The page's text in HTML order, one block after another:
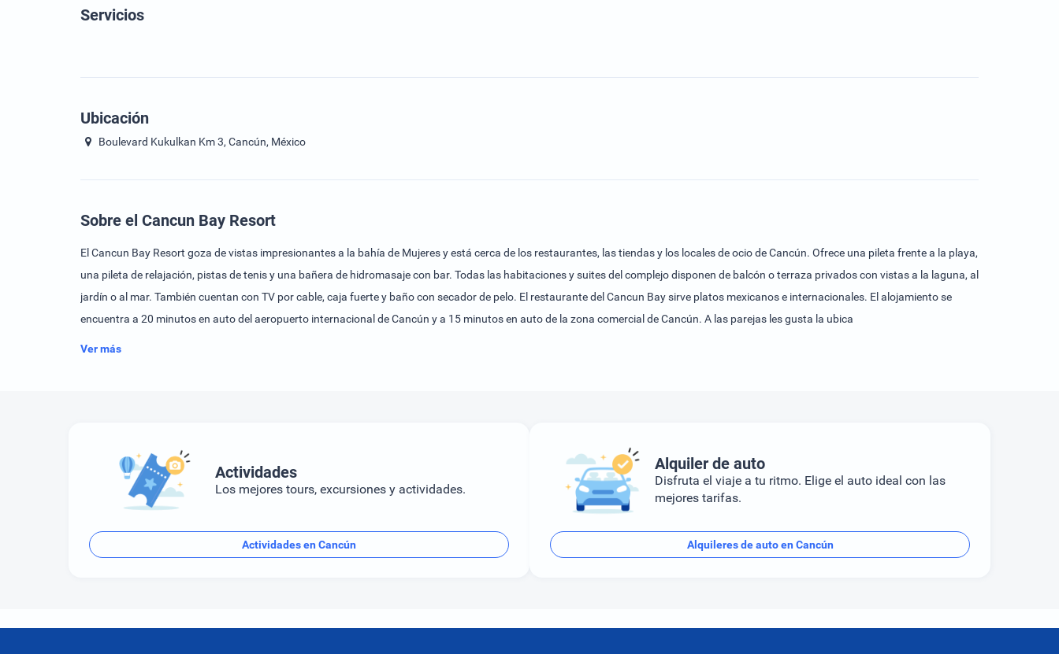
Servicios
Ubicación
Boulevard Kukulkan Km 3, Cancún, México
Sobre el Cancun Bay Resort
El Cancun Bay Resort goza de vistas impresionantes a la bahía de Mujeres y está cerca de los restaurantes, las tiendas y los locales de ocio de Cancún. Ofrece una pileta frente a la playa,
una pileta de relajación, pistas de tenis y una bañera de hidromasaje con bar. Todas las habitaciones y suites del complejo disponen de balcón o terraza privados con vistas a la laguna, al
jardín o al mar. También cuentan con TV por cable, caja fuerte y baño con secador de pelo. El restaurante del Cancun Bay sirve platos mexicanos e internacionales. El alojamiento se
encuentra a 20 minutos en auto del aeropuerto internacional de Cancún y a 15 minutos en auto de la zona comercial de Cancún. A las parejas les gusta la ubica
Ver más
Actividades
Los mejores tours, excursiones y actividades.
Actividades en Cancún
Alquiler de auto
Disfruta el viaje a tu ritmo. Elige el auto ideal con las
mejores tarifas.
Alquileres de auto en Cancún